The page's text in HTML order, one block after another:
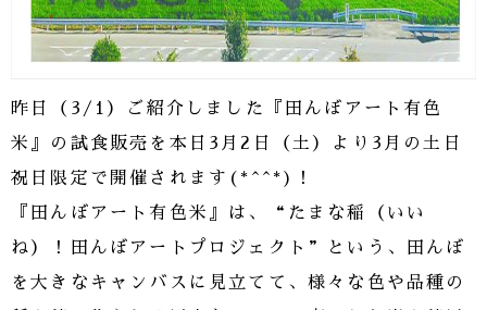
昨日（3/1）ご紹介しました『田んぼアート有色
米』の試食販売を本日3月2日（土）より3月の土日
祝日限定で開催されます(*^^*)！
『田んぼアート有色米』は、“たまな稲（いい
ね）！田んぼアートプロジェクト”という、田んぼ
を大きなキャンバスに見立てて、様々な色や品種の